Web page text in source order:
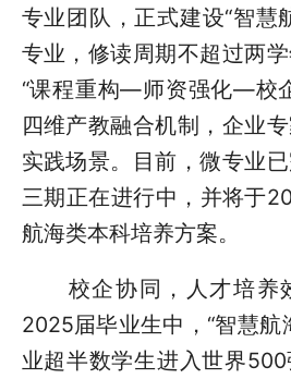
专业团队，正式建设“智慧
专业，修读周期不超过两
“课程重构—师资强化—校
四维产教融合机制，企业
实践场景。目前，微专业
三期正在进行中，并将于
航海类本科培养方案。
校企协同，人才培养
2025届毕业生中，“智慧航
业超半数学生进入世界